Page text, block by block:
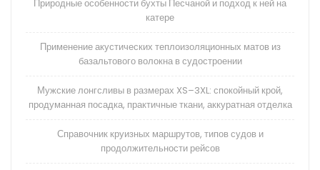
Природные особенности бухты Песчаной и подход к ней на
катере
Применение акустических теплоизоляционных матов из
базальтового волокна в судостроении
Мужские лонгсливы в размерах XS–3XL: спокойный крой,
продуманная посадка, практичные ткани, аккуратная отделка
Справочник круизных маршрутов, типов судов и
продолжительности рейсов